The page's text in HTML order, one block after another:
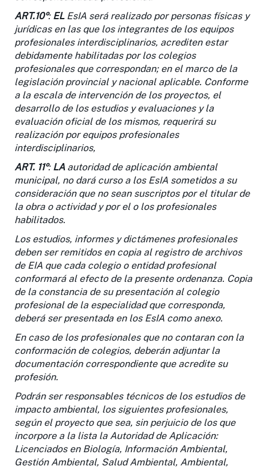
ART.10º: ELEsIA será realizado por personas físicas y
jurídicas en las que los integrantes de los equipos
profesionales interdisciplinarios, acrediten estar
debidamente habilitadas por los colegios
profesionales que correspondan; en el marco de la
legislación provincial y nacional aplicable. Conforme
a la escala de intervención de los proyectos, el
desarrollo de los estudios y evaluaciones y la
evaluación oficial de los mismos, requerirá su
realización por equipos profesionales
interdisciplinarios,
ART. 11º: LA autoridad de aplicación ambiental
municipal, no dará curso a los EsIA sometidos a su
consideración que no sean suscriptos por el titular de
la obra o actividad y por el o los profesionales
habilitados.
Los estudios, informes y dictámenes profesionales
deben ser remitidos en copia al registro de archivos
de EIA que cada colegio o entidad profesional
conformará al efecto de la presente ordenanza. Copia
de la constancia de su presentación al colegio
profesional de la especialidad que corresponda,
deberá ser presentada en los EsIA como anexo.
En caso de los profesionales que no contaran con la
conformación de colegios, deberán adjuntar la
documentación correspondiente que acredite su
profesión.
Podrán ser responsables técnicos de los estudios de
impacto ambiental, los siguientes profesionales,
según el proyecto que sea, sin perjuicio de los que
incorpore a la lista la Autoridad de Aplicación:
Licenciados en Biología, Información Ambiental,
Gestión Ambiental, Salud Ambiental, Ambiental,